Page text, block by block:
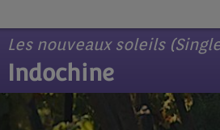
Indochine